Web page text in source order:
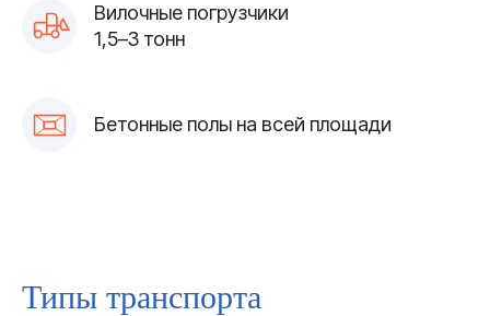
Вилочные погрузчики
1,5–3 тонн
Бетонные полы на всей площади
Типы транспорта